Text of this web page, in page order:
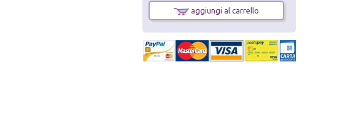
aggiungi al carrello
Sarai informato delle nostre novità, potrai
comunque cancellarti quando desideri.
modulo di iscrizione